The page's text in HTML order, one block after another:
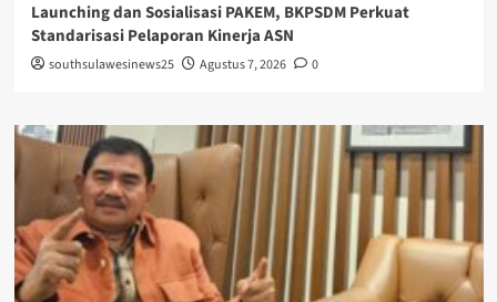
Launching dan Sosialisasi PAKEM, BKPSDM Perkuat
Standarisasi Pelaporan Kinerja ASN
southsulawesinews25 Agustus 7, 2026 0